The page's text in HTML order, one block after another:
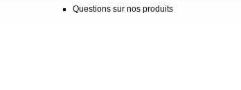
Questions sur nos produits